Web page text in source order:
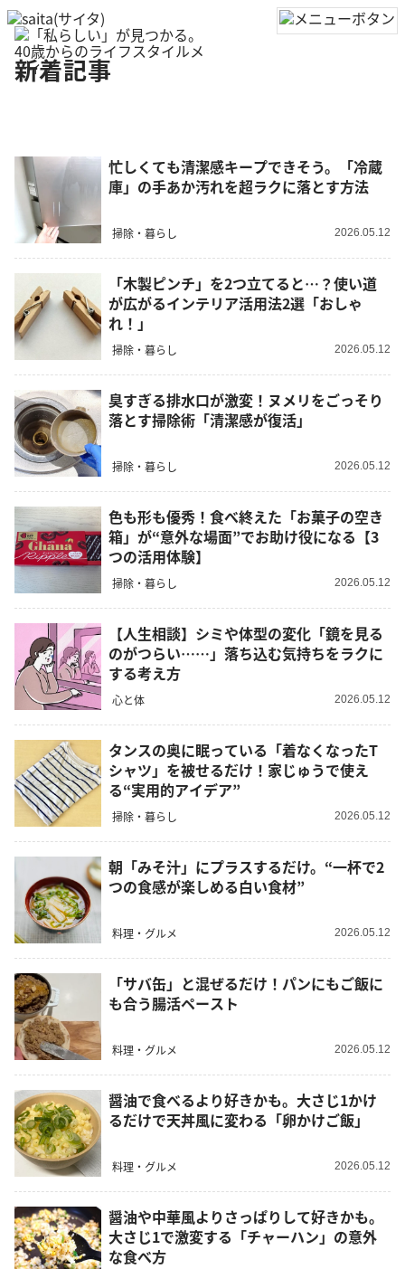
新着記事
忙しくても清潔感キープできそう。「冷蔵
庫」の手あか汚れを超ラクに落とす方法
掃除・暮らし 2026.05.12
「木製ピンチ」を2つ立てると…？使い道
が広がるインテリア活用法2選「おしゃ
れ！」
掃除・暮らし 2026.05.12
臭すぎる排水口が激変！ヌメリをごっそり
落とす掃除術「清潔感が復活」
掃除・暮らし 2026.05.12
色も形も優秀！食べ終えた「お菓子の空き
箱」が“意外な場面”でお助け役になる【3
つの活用体験】
掃除・暮らし 2026.05.12
【人生相談】シミや体型の変化「鏡を見る
のがつらい……」落ち込む気持ちをラクに
する考え方
心と体 2026.05.12
タンスの奥に眠っている「着なくなったT
シャツ」を被せるだけ！家じゅうで使え
る“実用的アイデア”
掃除・暮らし 2026.05.12
朝「みそ汁」にプラスするだけ。“一杯で2
つの食感が楽しめる白い食材”
料理・グルメ 2026.05.12
「サバ缶」と混ぜるだけ！パンにもご飯に
も合う腸活ペースト
料理・グルメ 2026.05.12
醤油で食べるより好きかも。大さじ1かけ
るだけで天丼風に変わる「卵かけご飯」
料理・グルメ 2026.05.12
醤油や中華風よりさっぱりして好きかも。
大さじ1で激変する「チャーハン」の意外
な食べ方